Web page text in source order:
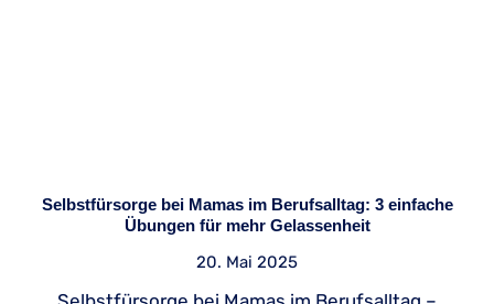
Selbstfürsorge bei Mamas im Berufsalltag: 3 einfache
Übungen für mehr Gelassenheit
20. Mai 2025